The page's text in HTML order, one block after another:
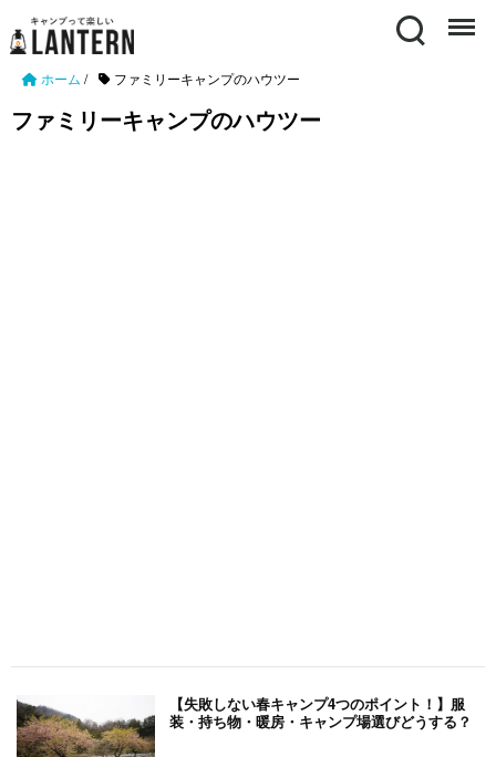
Search Menu
ホーム / ファミリーキャンプのハウツー
ファミリーキャンプのハウツー
【失敗しない春キャンプ4つのポイント！】服
装・持ち物・暖房・キャンプ場選びどうする？